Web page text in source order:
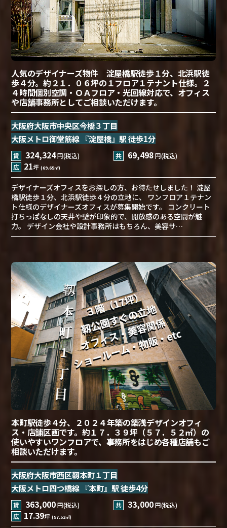
人気のデザイナーズ物件 淀屋橋駅徒歩１分、北浜駅徒
歩４分。約２１．０６坪の１フロア１テナント仕様。２
４時間個別空調・ＯＡフロア・光回線対応で、オフィス
や店舗事務所としてご相談いただけます。
大阪府大阪市中央区今橋３丁目
大阪メトロ御堂筋線 『淀屋橋』駅 徒歩1分
賃 324,324円(税込) 共 69,498円(税込)
広 21坪(69.65㎡)
デザイナーズオフィスをお探しの方、お待たせしました！ 淀屋
橋駅徒歩１分、北浜駅徒歩４分の立地に、 ワンフロア１テナン
ト仕様のデザイナーズオフィスが募集開始です。 コンクリート
打ちっぱなしの天井や壁が印象的で、開放感のある空間が魅
力。 デザイン会社や設計事務所はもちろん、美容サ…
本町駅徒歩４分、２０２４年築の築浅デザインオフィ
ス・店舗区画です。約１７．３９坪（５７．５２㎡）の
使いやすいワンフロアで、事務所をはじめ各種店舗もご
相談いただけます。
大阪府大阪市西区靱本町１丁目
大阪メトロ四つ橋線 『本町』駅 徒歩4分
賃 363,000円(税込) 共 33,000円(税込)
広 17.39坪(57.52㎡)